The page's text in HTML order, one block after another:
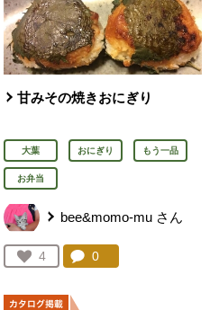
甘みその焼きおにぎり
大葉 おにぎり もう一品
お弁当
bee&momo-mu さん
お気に入り登録：
4
人が登録
コメント：
0件。コメントを見る。